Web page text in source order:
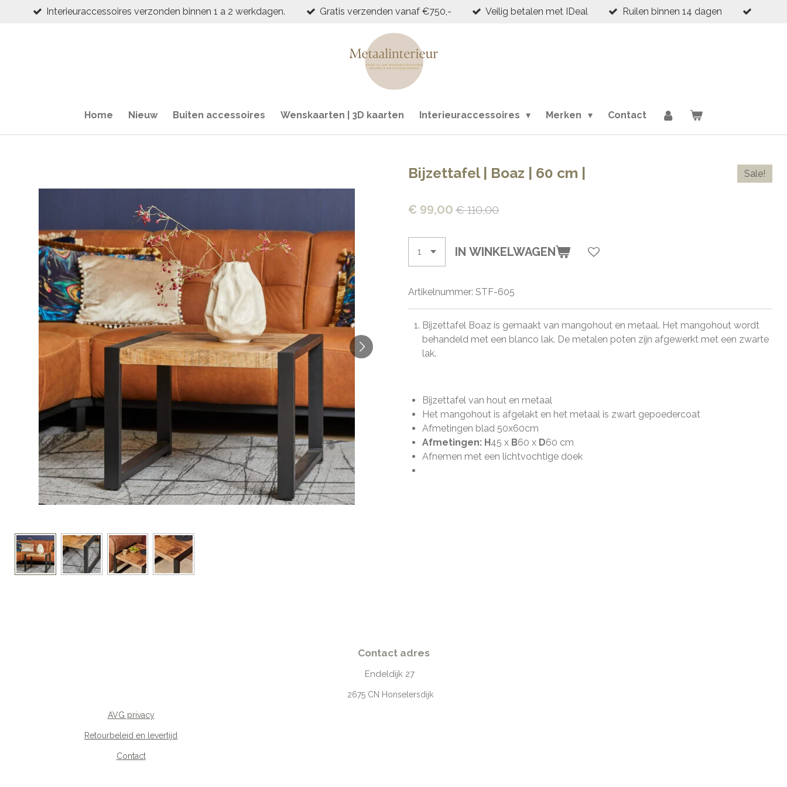
Interieuraccessoires verzonden binnen 1 a 2 werkdagen. Gratis verzenden vanaf €750,- Veilig betalen met IDeal Ruilen binnen 14 dagen
Home Nieuw Buiten accessoires Wenskaarten | 3D kaarten Interieuraccessoires Merken Contact
Bijzettafel | Boaz | 60 cm | Sale!
€ 99,00 € 110,00
IN WINKELWAGEN
Artikelnummer: STF-605
Bijzettafel Boaz is gemaakt van mangohout en metaal. Het mangohout wordt
behandeld met een blanco lak. De metalen poten zijn afgewerkt met een zwarte
lak.
Bijzettafel van hout en metaal
Het mangohout is afgelakt en het metaal is zwart gepoedercoat
Afmetingen blad 50x60cm
Afmetingen: H45 x B60 x D60 cm
Afnemen met een lichtvochtige doek
Contact adres
Endeldijk 27
2675 CN Honselersdijk
AVG privacy
Retourbeleid en levertijd
Contact